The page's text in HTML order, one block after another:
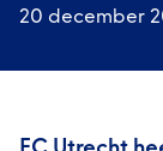
20 december